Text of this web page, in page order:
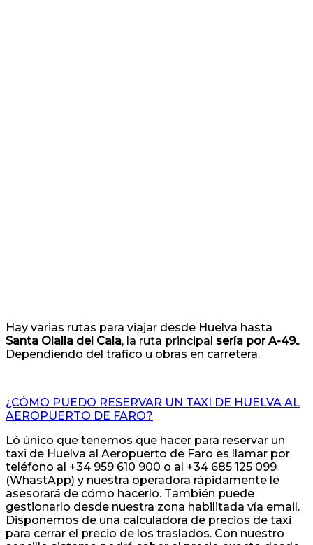
Hay varias rutas para viajar desde Huelva hasta
Santa Olalla del Cala, la ruta principal sería por A-49..
Dependiendo del trafico u obras en carretera.
¿CÓMO PUEDO RESERVAR UN TAXI DE HUELVA AL
AEROPUERTO DE FARO?
Ló único que tenemos que hacer para reservar un
taxi de Huelva al Aeropuerto de Faro es llamar por
teléfono al +34 959 610 900 o al +34 685 125 099
(WhastApp) y nuestra operadora rápidamente le
asesorará de cómo hacerlo. También puede
gestionarlo desde nuestra zona habilitada vía email.
Disponemos de una calculadora de precios de taxi
para cerrar el precio de los traslados. Con nuestro